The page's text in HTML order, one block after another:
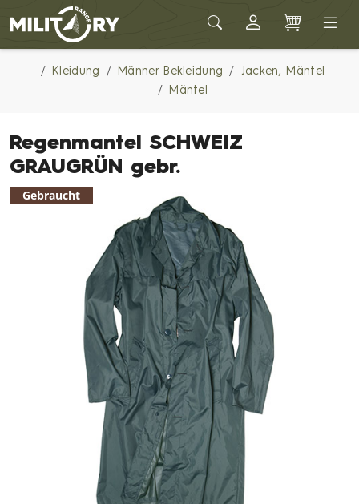
Army shop MILITARY RANGE
Kleidung Männer Bekleidung
Jacken, Mäntel
Mäntel
Regenmantel SCHWEIZ
GRAUGRÜN gebr.
Gebraucht